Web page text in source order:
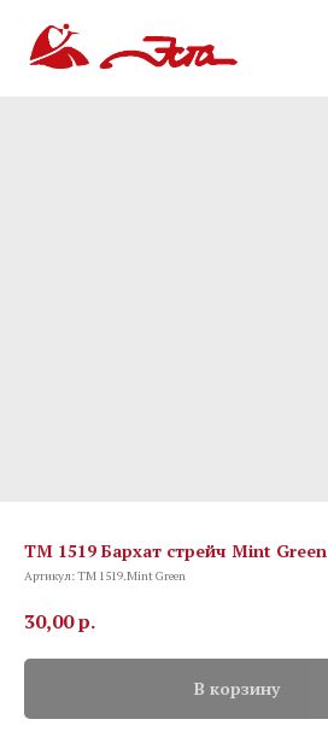
TM 1519 Бархат стрейч Mint Green
Артикул:TM 1519.Mint Green
30,00р.
В корзину